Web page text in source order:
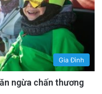
Gia Đình
ngừa chấn thương